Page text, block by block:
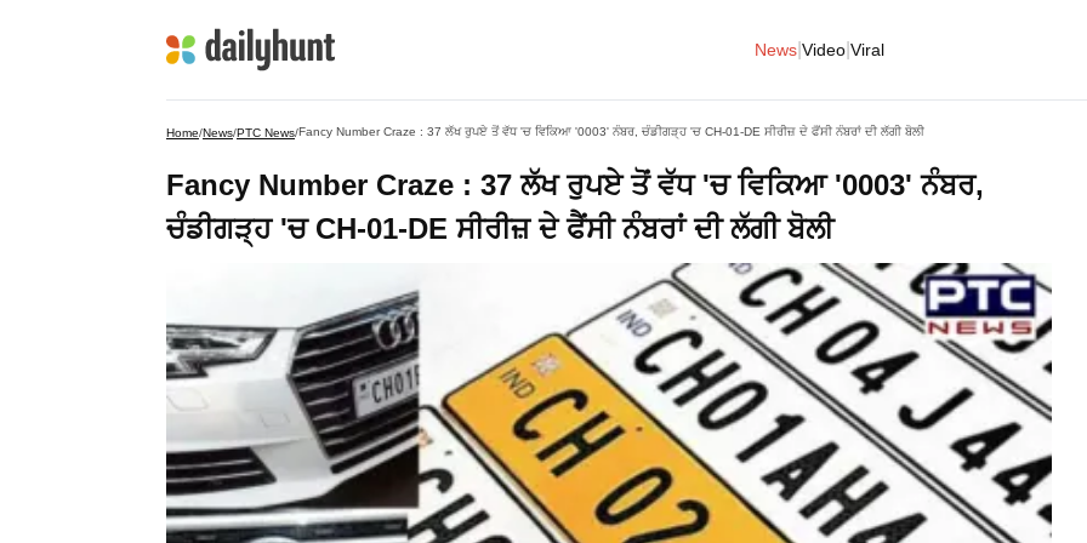
News Video Viral
Home/News/PTC News/Fancy Number Craze : 37 ਲੱਖ ਰੁਪਏ ਤੋਂ ਵੱਧ 'ਚ ਵਿਕਿਆ '0003' ਨੰਬਰ, ਚੰਡੀਗੜ੍ਹ 'ਚ CH-01-DE ਸੀਰੀਜ਼ ਦੇ ਫੈਂਸੀ ਨੰਬਰਾਂ ਦੀ ਲੱਗੀ ਬੋਲੀ
Fancy Number Craze : 37 ਲੱਖ ਰੁਪਏ ਤੋਂ ਵੱਧ 'ਚ ਵਿਕਿਆ '0003' ਨੰਬਰ,
ਚੰਡੀਗੜ੍ਹ 'ਚ CH-01-DE ਸੀਰੀਜ਼ ਦੇ ਫੈਂਸੀ ਨੰਬਰਾਂ ਦੀ ਲੱਗੀ ਬੋਲੀ